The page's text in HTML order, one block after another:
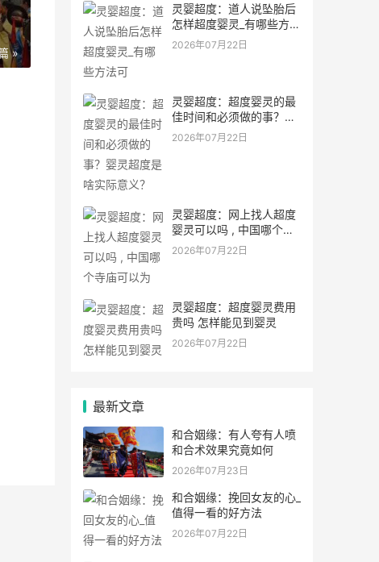
»
灵婴超度：道人说坠胎后
怎样超度婴灵_有哪些方法
可
2026年07月22日
灵婴超度：超度婴灵的最
佳时间和必须做的事？婴
灵超度是啥实际意义？
2026年07月22日
灵婴超度：网上找人超度
婴灵可以吗 , 中国哪个寺
庙可以为
2026年07月22日
灵婴超度：超度婴灵费用
贵吗 怎样能见到婴灵
2026年07月22日
最新文章
和合姻缘：有人夸有人喷
和合术效果究竟如何
2026年07月23日
和合姻缘：挽回女友的心_
值得一看的好方法
2026年07月22日